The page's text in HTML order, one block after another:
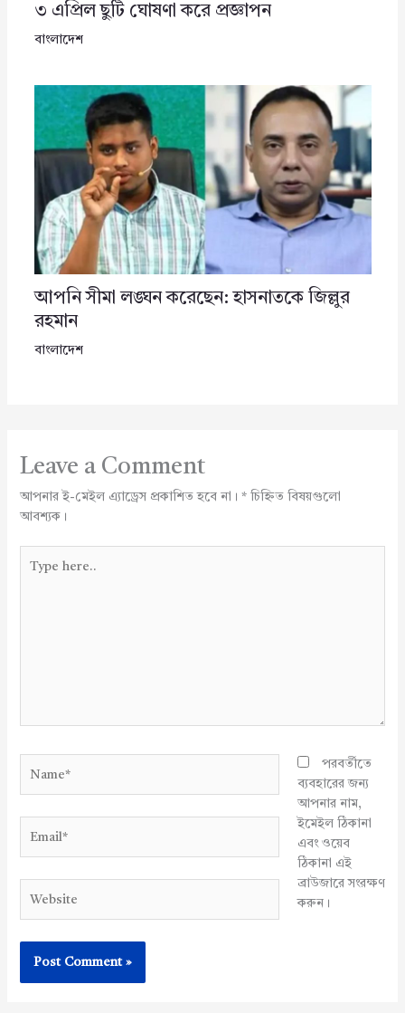
৩ এপ্রিল ছুটি ঘোষণা করে প্রজ্ঞাপন
বাংলাদেশ
আপনি সীমা লঙ্ঘন করেছেন: হাসনাতকে জিল্লুর
রহমান
বাংলাদেশ
Leave a Comment
আপনার ই-মেইল এ্যাড্রেস প্রকাশিত হবে না। *চিহ্নিত বিষয়গুলো
আবশ্যক।
here..
পরবর্তীতে
ব্যবহারের জন্য
আপনার নাম,
ইমেইল ঠিকানা
এবং ওয়েব
ঠিকানা এই
ব্রাউজারে সংরক্ষণ
করুন।